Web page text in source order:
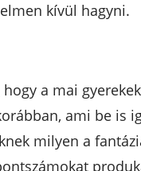
kívül hagyni.
a mai
ami be is
milyen a